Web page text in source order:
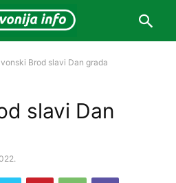
Brod slavi Dan grada
slavi Dan